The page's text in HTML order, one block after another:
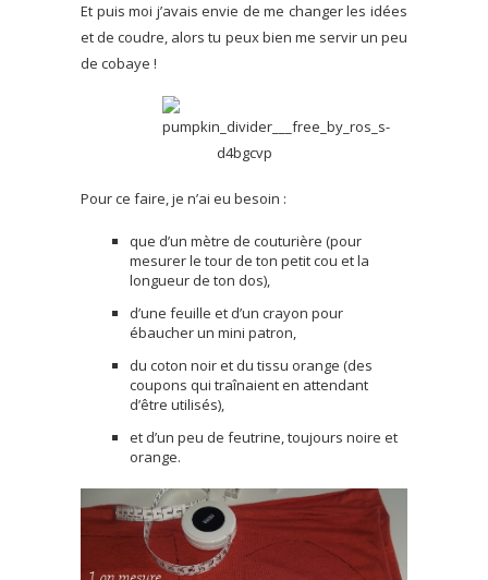
Et puis moi j’avais envie de me changer les idées
et de coudre, alors tu peux bien me servir un peu
de cobaye !
Pour ce faire, je n’ai eu besoin :
que d’un mètre de couturière (pour
mesurer le tour de ton petit cou et la
longueur de ton dos),
d’une feuille et d’un crayon pour
ébaucher un mini patron,
du coton noir et du tissu orange (des
coupons qui traînaient en attendant
d’être utilisés),
et d’un peu de feutrine, toujours noire et
orange.